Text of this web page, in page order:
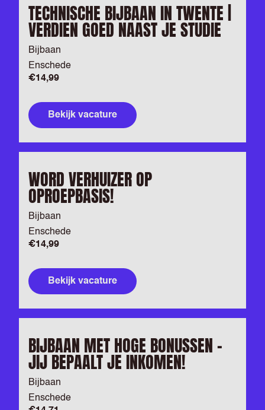
TECHNISCHE BIJBAAN IN TWENTE |
VERDIEN GOED NAAST JE STUDIE
Bijbaan
Enschede
€14,99
Bekijk vacature
WORD VERHUIZER OP
OPROEPBASIS!
Bijbaan
Enschede
€14,99
Bekijk vacature
BIJBAAN MET HOGE BONUSSEN –
JIJ BEPAALT JE INKOMEN!
Bijbaan
Enschede